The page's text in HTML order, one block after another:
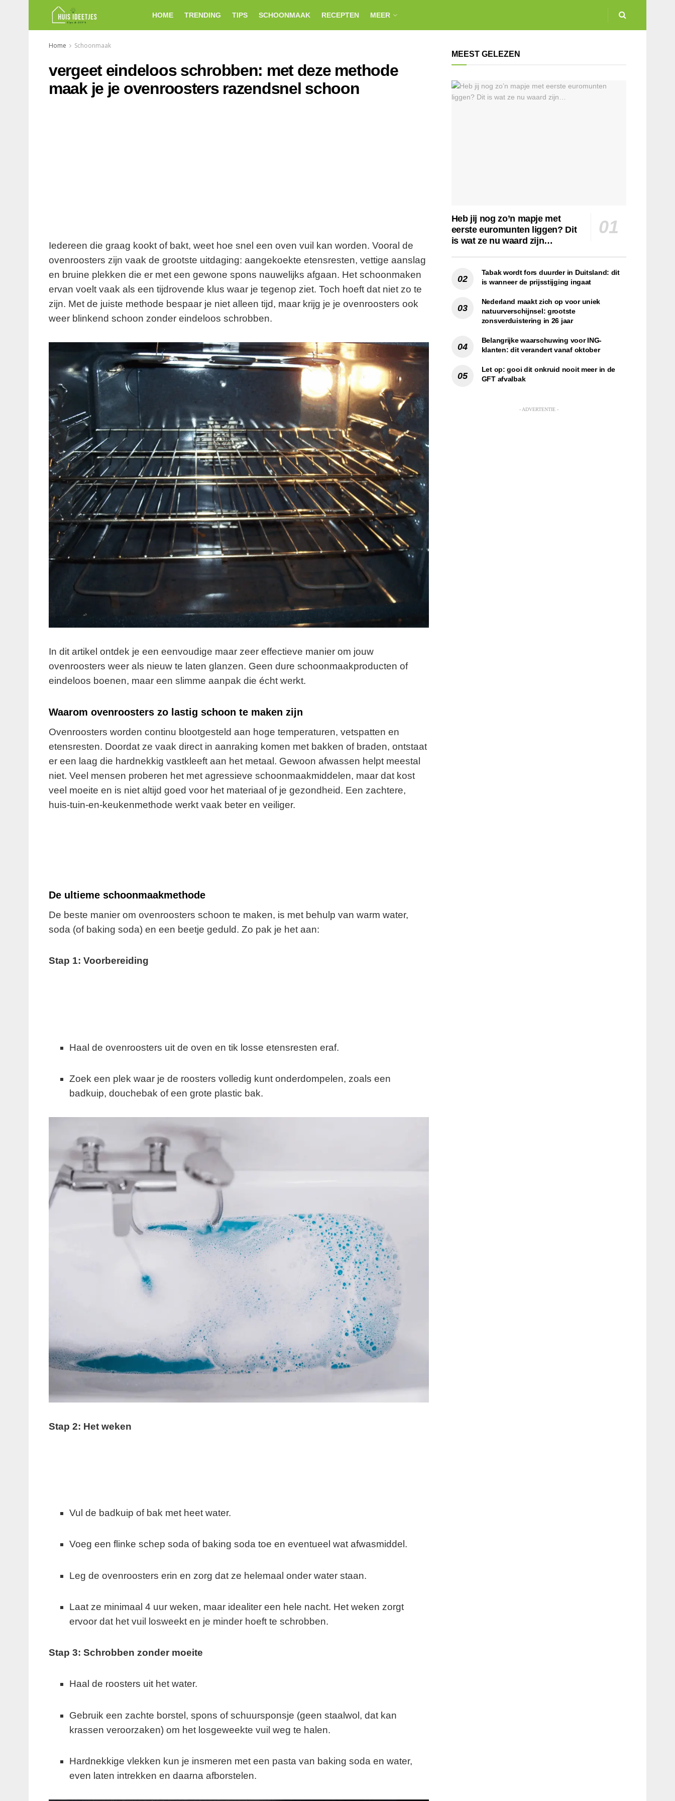
HOME TRENDING TIPS SCHOONMAAK RECEPTEN MEER
Home Schoonmaak
vergeet eindeloos schrobben: met deze methode
maak je je ovenroosters razendsnel schoon
Iedereen die graag kookt of bakt, weet hoe snel een oven vuil kan worden. Vooral de
ovenroosters zijn vaak de grootste uitdaging: aangekoekte etensresten, vettige aanslag
en bruine plekken die er met een gewone spons nauwelijks afgaan. Het schoonmaken
ervan voelt vaak als een tijdrovende klus waar je tegenop ziet. Toch hoeft dat niet zo te
zijn. Met de juiste methode bespaar je niet alleen tijd, maar krijg je je ovenroosters ook
weer blinkend schoon zonder eindeloos schrobben.
In dit artikel ontdek je een eenvoudige maar zeer effectieve manier om jouw
ovenroosters weer als nieuw te laten glanzen. Geen dure schoonmaakproducten of
eindeloos boenen, maar een slimme aanpak die écht werkt.
Waarom ovenroosters zo lastig schoon te maken zijn
Ovenroosters worden continu blootgesteld aan hoge temperaturen, vetspatten en
etensresten. Doordat ze vaak direct in aanraking komen met bakken of braden, ontstaat
er een laag die hardnekkig vastkleeft aan het metaal. Gewoon afwassen helpt meestal
niet. Veel mensen proberen het met agressieve schoonmaakmiddelen, maar dat kost
veel moeite en is niet altijd goed voor het materiaal of je gezondheid. Een zachtere,
huis-tuin-en-keukenmethode werkt vaak beter en veiliger.
De ultieme schoonmaakmethode
De beste manier om ovenroosters schoon te maken, is met behulp van warm water,
soda (of baking soda) en een beetje geduld. Zo pak je het aan:
Stap 1: Voorbereiding
Haal de ovenroosters uit de oven en tik losse etensresten eraf.
Zoek een plek waar je de roosters volledig kunt onderdompelen, zoals een
badkuip, douchebak of een grote plastic bak.
Stap 2: Het weken
Vul de badkuip of bak met heet water.
Voeg een flinke schep soda of baking soda toe en eventueel wat afwasmiddel.
Leg de ovenroosters erin en zorg dat ze helemaal onder water staan.
Laat ze minimaal 4 uur weken, maar idealiter een hele nacht. Het weken zorgt
ervoor dat het vuil losweekt en je minder hoeft te schrobben.
Stap 3: Schrobben zonder moeite
Haal de roosters uit het water.
Gebruik een zachte borstel, spons of schuursponsje (geen staalwol, dat kan
krassen veroorzaken) om het losgeweekte vuil weg te halen.
Hardnekkige vlekken kun je insmeren met een pasta van baking soda en water,
even laten intrekken en daarna afborstelen.
MEEST GELEZEN
Heb jij nog zo’n mapje met
eerste euromunten liggen? Dit
is wat ze nu waard zijn…
Tabak wordt fors duurder in Duitsland: dit
is wanneer de prijsstijging ingaat
Nederland maakt zich op voor uniek
natuurverschijnsel: grootste
zonsverduistering in 26 jaar
Belangrijke waarschuwing voor ING-
klanten: dit verandert vanaf oktober
Let op: gooi dit onkruid nooit meer in de
GFT afvalbak
- ADVERTENTIE -